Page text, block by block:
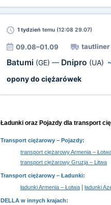
1 tydzień temu (12:08 29.07)
09.08–01.09 tautliner
Batumi (GE) — Dnipro (UA)
opony do ciężarówek
Ładunki oraz Pojazdy dla transport
Transport ciężarowy – Pojazdy:
transport ciężarowy Armenia –
transport ciężarowy Gruzja – Litwa
Transport ciężarowy – Ładunki:
ładunki Armenia – Łotwa
ładunki
DELLA w innych krajach: